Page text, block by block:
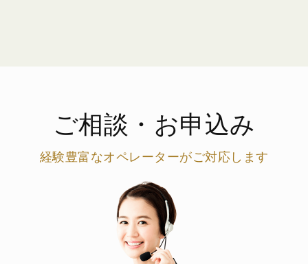
ご相談・お申込み
経験豊富なオペレーターがご対応します